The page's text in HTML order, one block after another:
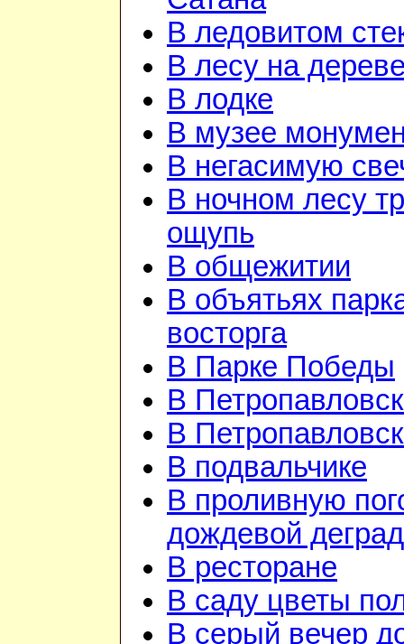
В ледовитом
В лесу на
В лодке
В музее
В негасимую
В ночном лесу
ощупь
В общежитии
В объятьях
восторга
В Парке Победы
В
В
В подвальчике
В проливную
дождевой
В ресторане
В саду цветы
В серый вечер